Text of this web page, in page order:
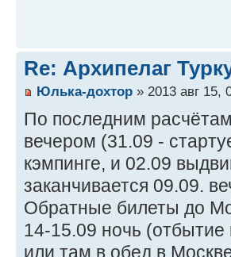
Re: Архипелаг
Юлька-дохтор » 2013 авг 15,
По последним
вечером (31.09 -
кэмпинге, и 02.09
заканчивается 09.09.
Обратные билеты до
14-15.09 ночь (отбытие
или там в обед в